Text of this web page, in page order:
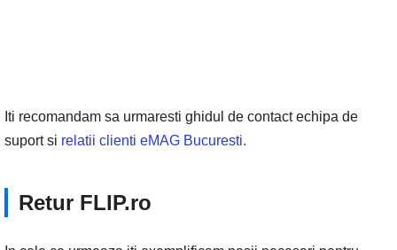
Iti recomandam sa urmaresti ghidul de contact echipa de
suport si relatii clienti eMAG Bucuresti.
Retur FLIP.ro